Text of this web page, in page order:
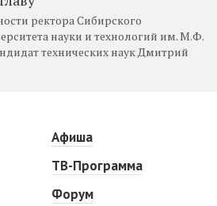
ректора Сибирского
науки и технологий им. М.Ф.
технических наук Дмитрий
Афиша
ТВ-Программа
Форум